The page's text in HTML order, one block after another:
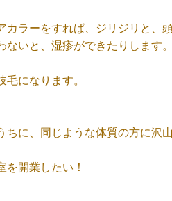
カラーをすれば、ジリジリと、
ないと、湿疹ができたりします。
になります。
ちに、同じような体質の方に沢
を開業したい！